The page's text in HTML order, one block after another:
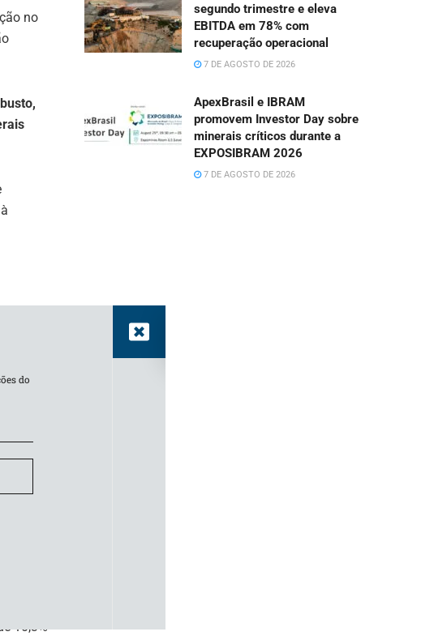
no
à
de
10,3%
segundo trimestre e eleva
EBITDA em 78% com
recuperação operacional
7 DE AGOSTO DE 2026
ApexBrasil e IBRAM
promovem Investor Day sobre
minerais críticos durante a
EXPOSIBRAM 2026
7 DE AGOSTO DE 2026
do